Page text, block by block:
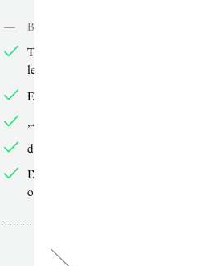
—
Bücher online lesen
TdZ-Artikel seit 2013 online
lesen
Exklusive Online-Artikel lesen
„Arbeitsbücher“ online lesen
double-Artikel online lesen
IXYPSILONZETT-Artikel
online lesen
PDF-Downloads